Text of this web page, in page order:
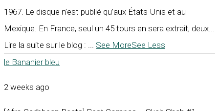
1967. Le disque n’est publié qu’aux États-Unis et au
Mexique. En France, seul un 45 tours en sera extrait, deux...
Lire la suite sur le blog : ... See MoreSee Less
le Bananier bleu
2 weeks ago